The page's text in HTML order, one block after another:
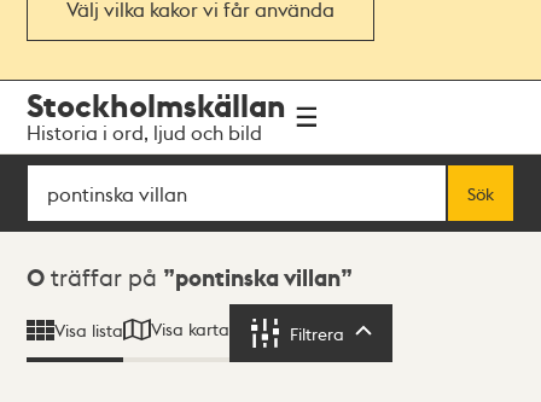
Välj vilka kakor vi får använda
navigationen
huvudinnehållet
Stockholmskällan
Historia i ord, ljud och bild
Sök
Sök
Sökresultat
0 träffar på pontinska villan
Visa lista Visa karta Filtrera